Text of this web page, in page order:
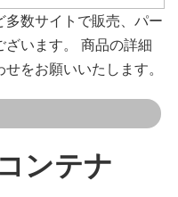
多数サイトで販売、パー
ざいます。 商品の詳細
をお願いいたします。
ンテナ